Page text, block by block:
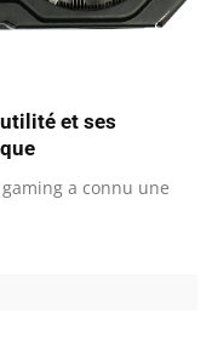
et ses
a connu une